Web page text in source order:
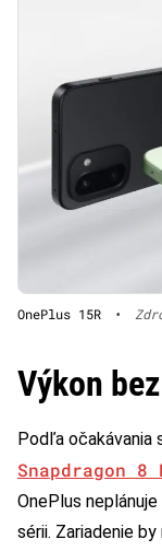
OnePlus 15R •
Výkon
Podľa očakávania
Snapdragon
OnePlus
sérii. Zariadenie